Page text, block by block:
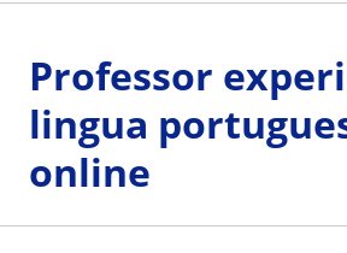
Professor
lingua
online